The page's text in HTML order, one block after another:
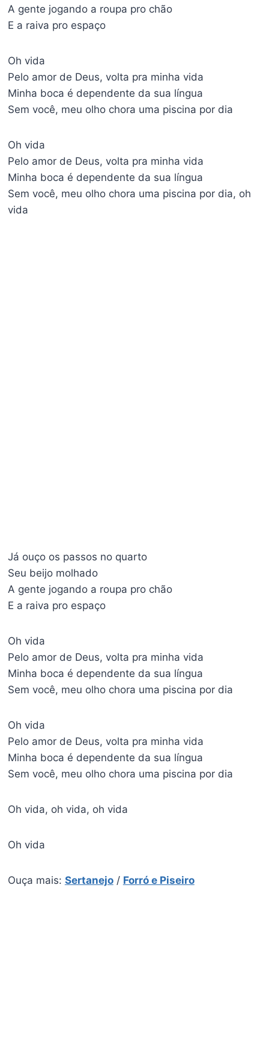
A gente jogando a roupa pro chão
E a raiva pro espaço
Oh vida
Pelo amor de Deus, volta pra minha vida
Minha boca é dependente da sua língua
Sem você, meu olho chora uma piscina por dia
Oh vida
Pelo amor de Deus, volta pra minha vida
Minha boca é dependente da sua língua
Sem você, meu olho chora uma piscina por dia, oh
vida
Já ouço os passos no quarto
Seu beijo molhado
A gente jogando a roupa pro chão
E a raiva pro espaço
Oh vida
Pelo amor de Deus, volta pra minha vida
Minha boca é dependente da sua língua
Sem você, meu olho chora uma piscina por dia
Oh vida
Pelo amor de Deus, volta pra minha vida
Minha boca é dependente da sua língua
Sem você, meu olho chora uma piscina por dia
Oh vida, oh vida, oh vida
Oh vida
Ouça mais: Sertanejo/ Forró e Piseiro